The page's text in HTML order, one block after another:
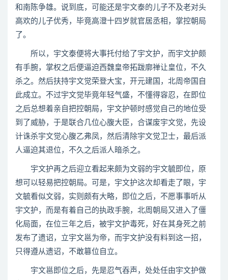
和南陈争雄。说到底，可能还是宇文泰的儿子不及老对头
高欢的儿子优秀，毕竟高澄十四岁就官居丞相，掌控朝局
了。
所以，宇文泰便将大事托付给了宇文护，而宇文护颇
有手腕，掌权之后便逼迫西魏皇帝拓跋廓禅让皇位，不久
杀之。然后扶持宇文觉荣登大宝，开元建国，北周帝国自
此成立。不过宇文觉毕竟年轻气盛，不懂得容忍，在即位
之后总想着亲自把控朝局，宇文护顿时感觉自己的地位受
到了威胁，于是联合几位心腹大臣，合谋废宇文觉，先设
计诛杀宇文觉心腹乙弗凤，然后清除宇文觉卫士，最后派
人逼迫其退位，不久之后派人暗杀之。
宇文护再之后迎立看起来颇为文弱的宇文毓即位，原
想可以轻易把控朝局。可是，宇文护这次却看走了眼，宇
文毓看似文弱，实则颇有大略，即位之后，不愿事事听从
宇文护，而是有着自己的执政手腕，北周朝局又进入了僵
化局面，在位三年之后，被宇文护毒死，好在其身死之前
发布了遗诏，立宇文邕为帝，而宇文护没有料到这一招，
只得遵从遗诏，不敢篡位自立。
宇文邕即位之后，先是忍气吞声，处处任由宇文护做